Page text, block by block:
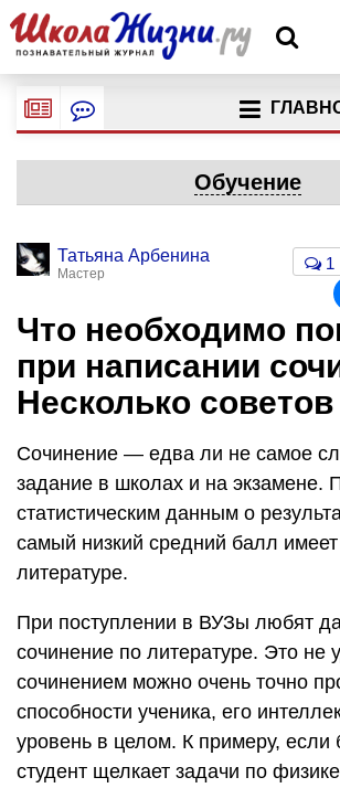
Обучение
Татьяна Арбенина
Мастер
1
Что необходимо
при написании
Несколько советов
Сочинение — едва ли не самое
задание в школах и на экзамене.
статистическим данным о
самый низкий средний балл
литературе.
При поступлении в ВУЗы любят
сочинение по литературе. Это не
сочинением можно очень точно
способности ученика, его
уровень в целом. К примеру, если
студент щелкает задачи по